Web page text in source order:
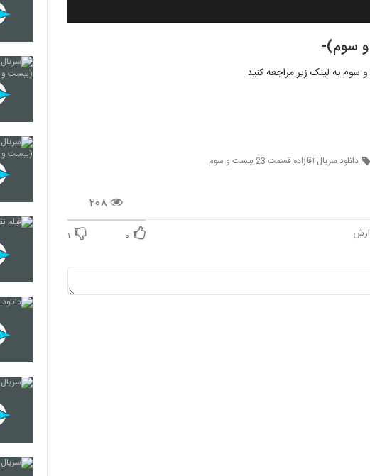
دانلود سریال آقازاده قسمت 23 بیست و سوم
۲۰۸
۰ ۱